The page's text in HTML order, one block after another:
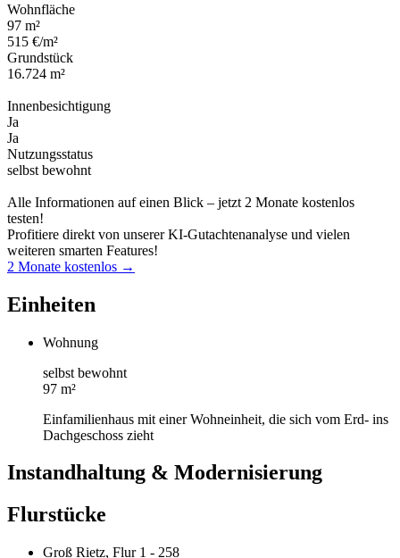
Wohnfläche
97 m²
515 €/m²
Grundstück
16.724 m²
Innenbesichtigung
Ja
Ja
Nutzungsstatus
selbst bewohnt
Alle Informationen auf einen Blick – jetzt 2 Monate kostenlos
testen!
Profitiere direkt von unserer KI-Gutachtenanalyse und vielen
weiteren smarten Features!
2 Monate kostenlos →
Einheiten
Wohnung
selbst bewohnt
97 m²
Einfamilienhaus mit einer Wohneinheit, die sich vom Erd- ins
Dachgeschoss zieht
Instandhaltung & Modernisierung
Flurstücke
Groß Rietz, Flur 1 - 258